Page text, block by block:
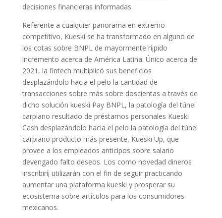
decisiones financieras informadas.
Referente a cualquier panorama en extremo
competitivo, Kueski se ha transformado en alguno de
los cotas sobre BNPL de mayormente rí¡pido
incremento acerca de América Latina. Único acerca de
2021, la fintech multiplicó sus beneficios
desplazándolo hacia el pelo la cantidad de
transacciones sobre más sobre doscientas a través de
dicho solución kueski Pay BNPL, la patologí­a del túnel
carpiano resultado de préstamos personales Kueski
Cash desplazándolo hacia el pelo la patologí­a del túnel
carpiano producto más presente, Kueski Up, que
provee a los empleados anticipos sobre salario
devengado falto deseos. Los como novedad dineros
inscribirí¡ utilizarán con el fin de seguir practicando
aumentar una plataforma kueski y prosperar su
ecosistema sobre artículos para los consumidores
mexicanos.